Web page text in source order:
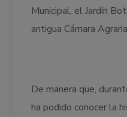
Municipal, el Jardín
antigua Cámara
De manera que,
ha podido conocer la